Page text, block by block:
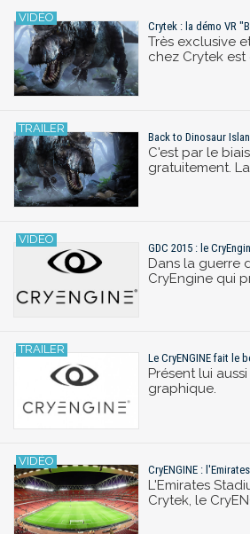
Crytek : la démo VR
Très exclusive
chez Crytek
Back to Dinosaur
C'est par le
gratuitement.
GDC 2015 : le
Dans la guerre
CryEngine qui
Le CryENGINE fait le
Présent lui
graphique.
CryENGINE :
L'Emirates
Crytek, le